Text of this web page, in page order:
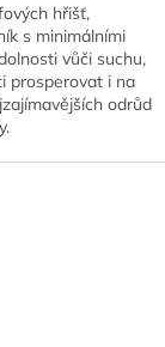
hřišť,
s minimálními
vůči suchu,
prosperovat i na
odrůd